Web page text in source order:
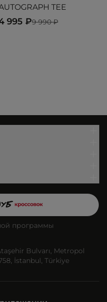
TEE
9 990 ₽
995 ₽
программы
Bulvarı, Metropol
İstanbul, Türkiye